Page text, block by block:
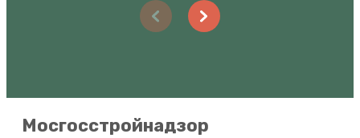
Мосгосстройнадзор